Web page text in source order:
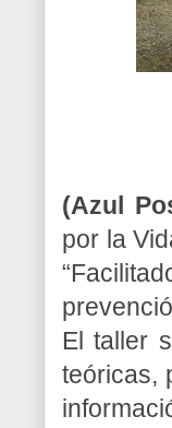
(Azul
por la
El taller
teóricas,